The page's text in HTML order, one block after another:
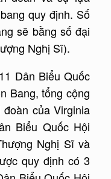
quy định. Số
sẽ bằng số đại
Nghị Sĩ).
Dân Biểu Quốc
Bang, tổng cộng
của Virginia
Biểu Quốc Hội
Nghị Sĩ và
quy định có 3